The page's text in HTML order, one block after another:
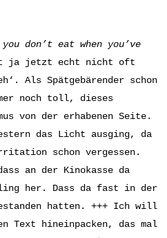
don’t eat when you’ve
ja jetzt echt nicht oft
Als Spätgebärender schon
noch toll, dieses
von der erhabenen Seite.
das Licht ausging, da
schon vergessen.
an der Kinokasse da
her. Dass da fast in der
hatten. +++ Ich will
hineinpacken, das mal